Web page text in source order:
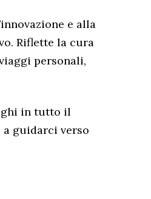
e alla
Riflette la cura
personali,
in tutto il
guidarci verso